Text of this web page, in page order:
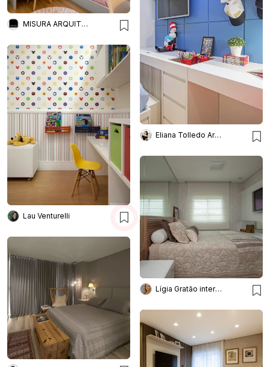
MISURA ARQUITETURA E INTERIORES
Eliana Tolledo Arquitetura e Interiores
Lau Venturelli
Lígia Gratão interiores arquitetura